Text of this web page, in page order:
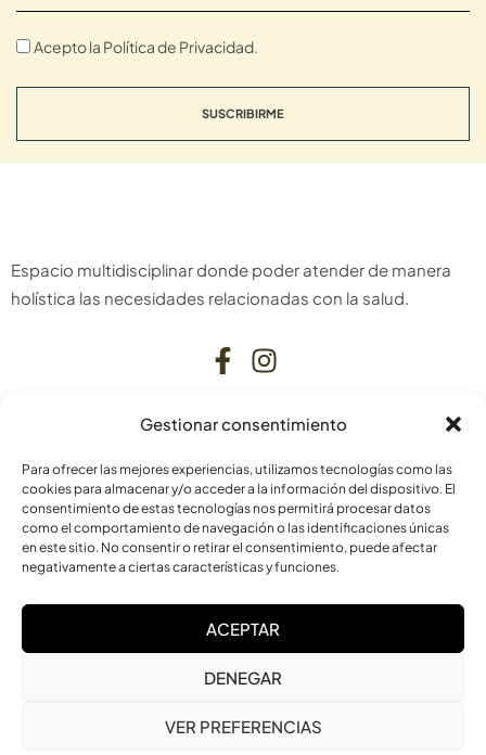
Gestionar consentimiento
Para ofrecer las mejores experiencias, utilizamos tecnologías como las
cookies para almacenar y/o acceder a la información del dispositivo. El
consentimiento de estas tecnologías nos permitirá procesar datos
como el comportamiento de navegación o las identificaciones únicas
en este sitio. No consentir o retirar el consentimiento, puede afectar
negativamente a ciertas características y funciones.
ACEPTAR
DENEGAR
VER PREFERENCIAS
Acepto la Política de Privacidad.
SUSCRIBIRME
Espacio multidisciplinar donde poder atender de manera
holística las necesidades relacionadas con la salud.
C. Bardenas Reales, 11, bajo
31006 Pamplona
Navarra